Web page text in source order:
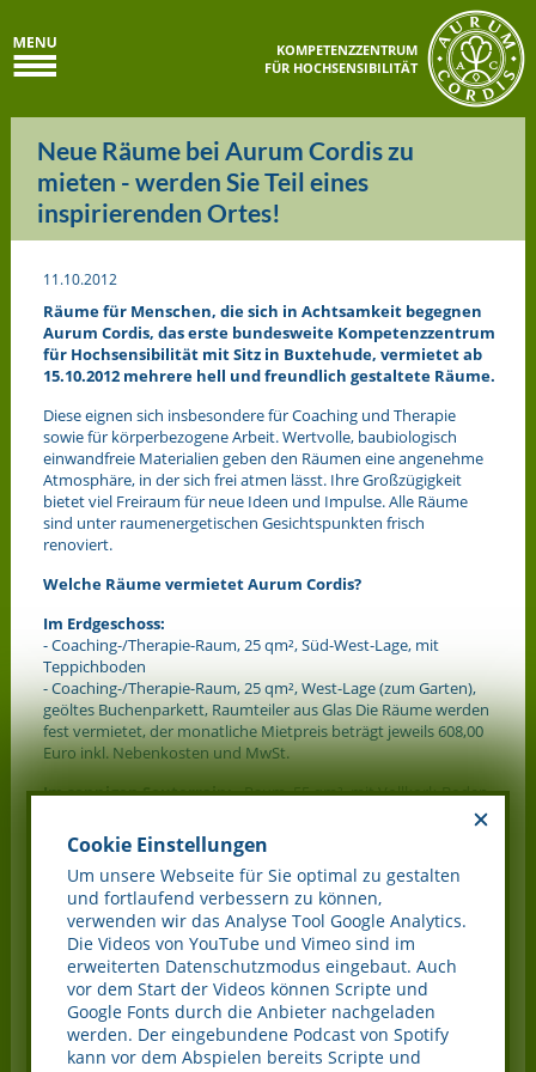
KOMPETENZZENTRUM
FÜR HOCHSENSIBILITÄT
Neue Räume bei Aurum Cordis zu
mieten - werden Sie Teil eines
inspirierenden Ortes!
11.10.2012
Räume für Menschen, die sich in Achtsamkeit begegnen
Aurum Cordis, das erste bundesweite Kompetenzzentrum
für Hochsensibilität mit Sitz in Buxtehude, vermietetab
15.10.2012 mehrere hell und freundlich gestaltete Räume.
Diese eignen sich insbesondere für Coaching und Therapie
sowie für körperbezogene Arbeit. Wertvolle, baubiologisch
einwandfreie Materialien geben den Räumen eine angenehme
Atmosphäre, in der sich frei atmen lässt. Ihre Großzügigkeit
bietet viel Freiraum für neue Ideen und Impulse. Alle Räume
sind unter raumenergetischen Gesichtspunkten frisch
renoviert.
Welche Räume vermietet Aurum Cordis?
Im Erdgeschoss:
- Coaching-/Therapie-Raum, 25 qm², Süd-West-Lage, mit
Teppichboden
- Coaching-/Therapie-Raum, 25 qm², West-Lage (zum Garten),
geöltes Buchenparkett, Raumteiler aus Glas Die Räume werden
fest vermietet, der monatliche Mietpreis beträgt jeweils 608,00
Euro inkl. Nebenkosten und MwSt.
Im sonnigen Souterrain:- Raum, 55 qm², mit Vollkork-Boden
- separater Eingangsbereich, mit Linoliumboden (9 qm)
- eigener Umkleide- und Toilettenbereich (10 qm)
Die großzügigen, freundlichen Räume sind Richtung Westen
(zum Garten) gelegen und ideal für die körperbezogene Arbeit,
Tanz und Kunst oder die Arbeit mit Kindern. Sie sind für
mindestens 20 Stunden pro Woche fest zu mieten. Monatlicher
Mietpreis auf Anfrage.
Was bietet Aurum Cordis darüber hinaus?
- Ein attraktives und einladendes Gesamtambiente.
- Stunden- und tageweise Buchbarkeit weiterer Seminarräume
Cookie Einstellungen
Um unsere Webseite für Sie optimal zu gestalten
und fortlaufend verbessern zu können,
verwenden wir das Analyse Tool Google Analytics.
Die Videos von YouTube und Vimeo sind im
erweiterten Datenschutzmodus eingebaut. Auch
vor dem Start der Videos können Scripte und
Google Fonts durch die Anbieter nachgeladen
werden. Der eingebundene Podcast von Spotify
kann vor dem Abspielen bereits Scripte und